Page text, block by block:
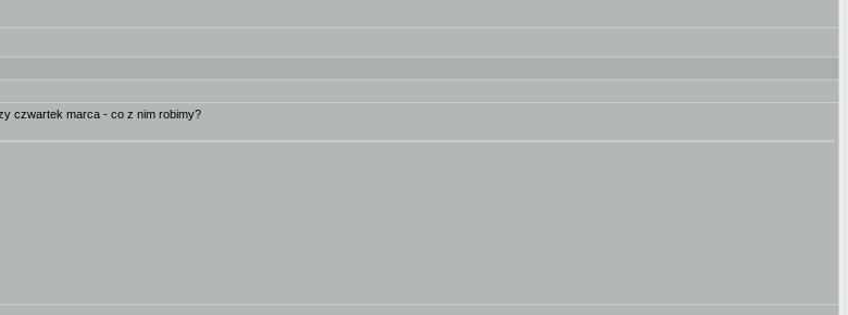
czwartek marca - co z nim robimy?